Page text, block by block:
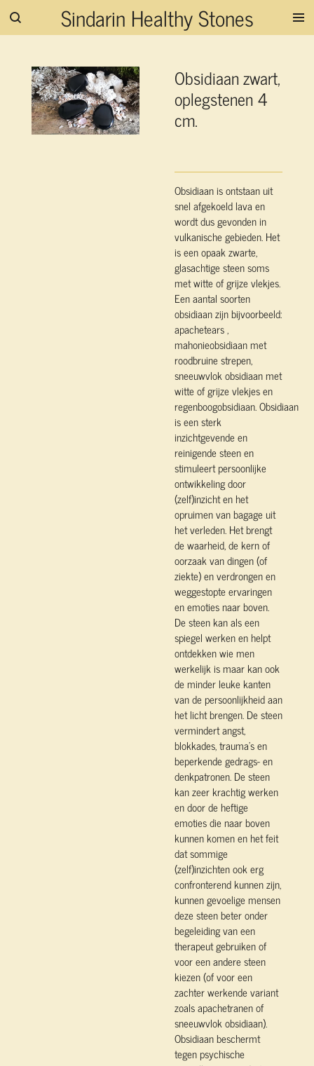
Ga
hoofdinhoud
Sindarin Healthy Stones
Obsidiaan zwart,
oplegstenen 4
cm.
Obsidiaan is ontstaan uit
snel afgekoeld lava en
wordt dus gevonden in
vulkanische gebieden. Het
is een opaak zwarte,
glasachtige steen soms
met witte of grijze vlekjes.
Een aantal soorten
obsidiaan zijn bijvoorbeeld:
apachetears ,
mahonieobsidiaan met
roodbruine strepen,
sneeuwvlok obsidiaan met
witte of grijze vlekjes en
regenboogobsidiaan.Obsidiaan
is een sterk
inzichtgevende en
reinigende steen en
stimuleert persoonlijke
ontwikkeling door
(zelf)inzicht en het
opruimen van bagage uit
het verleden. Het brengt
de waarheid, de kern of
oorzaak van dingen (of
ziekte) en verdrongen en
weggestopte ervaringen
en emoties naar boven.
De steen kan als een
spiegel werken en helpt
ontdekken wie men
werkelijk is maar kan ook
de minder leuke kanten
van de persoonlijkheid aan
het licht brengen. De steen
vermindert angst,
blokkades, trauma’s en
beperkende gedrags- en
denkpatronen. De steen
kan zeer krachtig werken
en door de heftige
emoties die naar boven
kunnen komen en het feit
dat sommige
(zelf)inzichten ook erg
confronterend kunnen zijn,
kunnen gevoelige mensen
deze steen beter onder
begeleiding van een
therapeut gebruiken of
voor een andere steen
kiezen (of voor een
zachter werkende variant
zoals apachetranen of
sneeuwvlok obsidiaan).
Obsidiaan beschermt
tegen psychische